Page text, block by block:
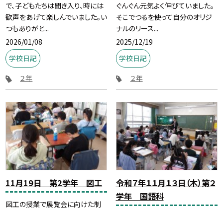
で、子どもたちは聞き入り、時には
歓声をあげて楽しんでいました。い
つもありがと...
2026/01/08
学校日記
２年
ぐんぐん元気よく伸びていました。
そこでつるを使って自分のオリジ
ナルのリース...
2025/12/19
学校日記
２年
11月19日 第2学年 図工
図工の授業で展覧会に向けた制
令和７年１１月１３日（木）第２
学年 国語科